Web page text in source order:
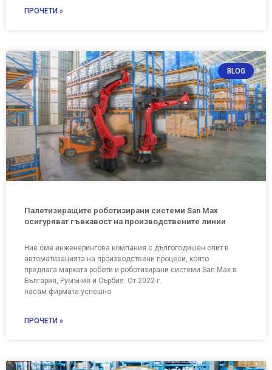
ПРОЧЕТИ »
BLOG
Палетизиращите роботизирани системи San Max
oсигуряват гъвкавост на производствените линии
Ние смe инженерингова компания с дългогодишен опит в
автоматизацията на производствени процеси, която
предлага марката роботи и роботизирани системи San Max в
България, Румъния и Сърбия. От 2022 г.
насам фирмата успешно
ПРОЧЕТИ »